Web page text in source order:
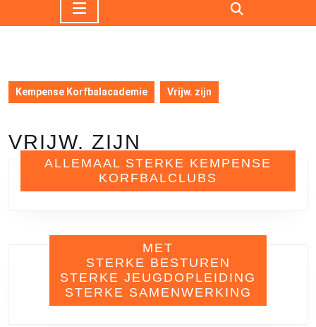
Kempense Korfbalacademie Vrijw. zijn
VRIJW. ZIJN
ALLEMAAL STERKE KEMPENSE
KORFBALCLUBS
MET
STERKE BESTUREN
STERKE JEUGDOPLEIDING
STERKE SAMENWERKING